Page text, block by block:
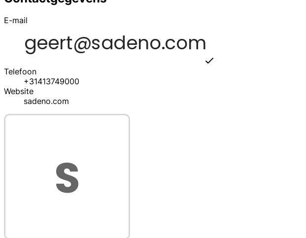
E-mail
Telefoon
+31413749000
Website
sadeno.com